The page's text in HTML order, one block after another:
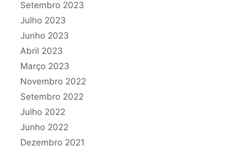
Setembro 2023
Julho 2023
Junho 2023
Abril 2023
Março 2023
Novembro 2022
Setembro 2022
Julho 2022
Junho 2022
Dezembro 2021